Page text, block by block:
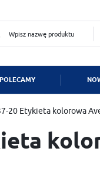
POLECAMY
20 Etykieta kolorowa